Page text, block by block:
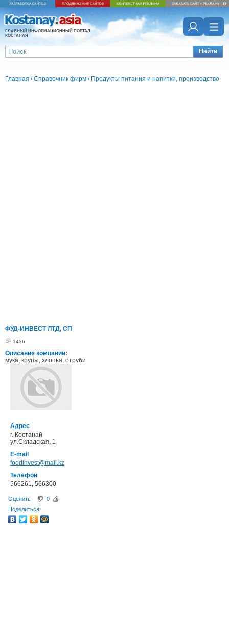
ГЛАВНЫЙ ИНФОРМАЦИОННЫЙ ПОРТАЛ
КОСТАНАЯ
Найти
Главная /Справочник фирм / Продукты питания и напитки, производство
ФУД-ИНВЕСТ ЛТД, СП
1436
Описание компании:
мука, крупы, хлопья, отруби
Адрес
г. Костанай
ул.Складская, 1
E-mail
foodinvest@mail.kz
Телефон
566261, 566300
Оценить
0
Поделиться: